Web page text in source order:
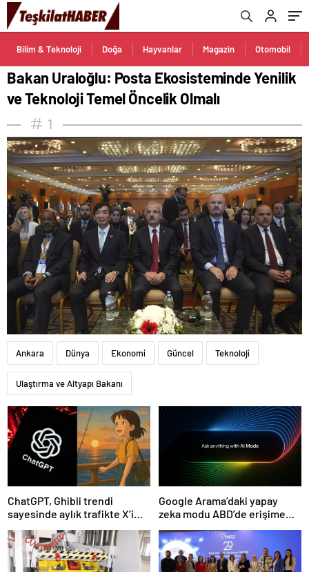
Bilim & Teknoloji Doğa Hayvanlar Magazin Otomobil
Bakan Uraloğlu: Posta Ekosisteminde Yenilik
ve Teknoloji Temel Öncelik Olmalı
1
Ankara Dünya Ekonomi Güncel Teknoloji
Ulaştırma ve Altyapı Bakanı
ChatGPT, Ghibli trendi
sayesinde aylık trafikte X’i
geçti
Google Arama’daki yapay
zeka modu ABD’de erişime
açıldı